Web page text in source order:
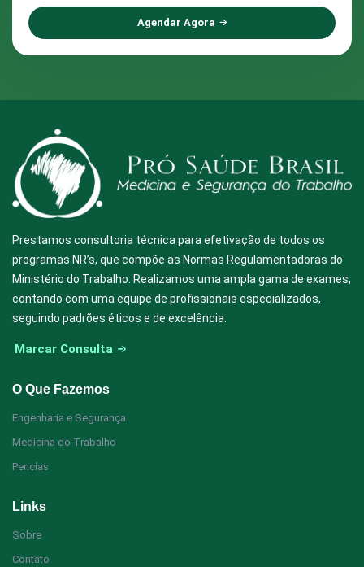
Agendar Agora
Prestamos consultoria técnica para efetivação de todos os
programas NR’s, que compõe as Normas Regulamentadoras do
Ministério do Trabalho. Realizamos uma ampla gama de exames,
contando com uma equipe de profissionais especializados,
seguindo padrões éticos e de excelência.
Marcar Consulta
O Que Fazemos
Engenharia e Segurança
Medicina do Trabalho
Pericías
Links
Sobre
Contato